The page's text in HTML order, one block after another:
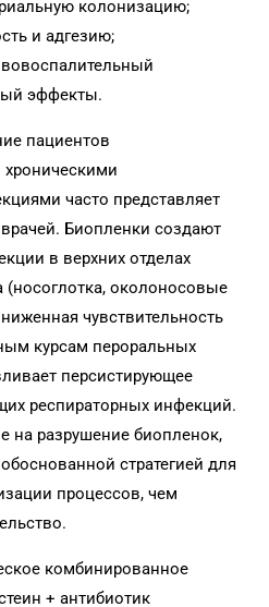
колонизацию;
и адгезию;
эффекты.
пациентов
часто представляет
Биопленки создают
в верхних отделах
(носоглотка, околоносовые
чувствительность
курсам пероральных
персистирующее
респираторных инфекций.
на разрушение биопленок,
стратегией для
процессов, чем
комбинированное
+ антибиотик